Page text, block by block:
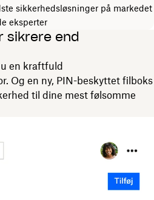
sikkerhedsløsninger på markedet
eksperter
sikrere end
en kraftfuld
Og en ny, PIN-beskyttet filboks
til dine mest følsomme